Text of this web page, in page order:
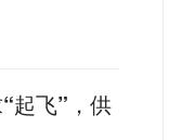
起飞”，供